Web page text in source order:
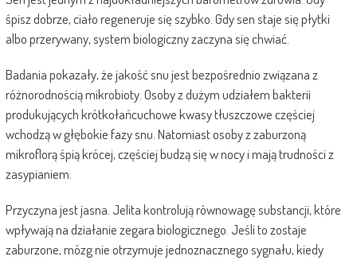
śpisz dobrze, ciało regeneruje się szybko. Gdy sen staje się płytki
albo przerywany, system biologiczny zaczyna się chwiać.
Badania pokazały, że jakość snu jest bezpośrednio związana z
różnorodnością mikrobioty. Osoby z dużym udziałem bakterii
produkujących krótkołańcuchowe kwasy tłuszczowe częściej
wchodzą w głębokie fazy snu. Natomiast osoby z zaburzoną
mikroflorą śpią krócej, częściej budzą się w nocy i mają trudności z
zasypianiem.
Przyczyna jest jasna. Jelita kontrolują równowagę substancji, które
wpływają na działanie zegara biologicznego. Jeśli to zostaje
zaburzone, mózg nie otrzymuje jednoznacznego sygnału, kiedy